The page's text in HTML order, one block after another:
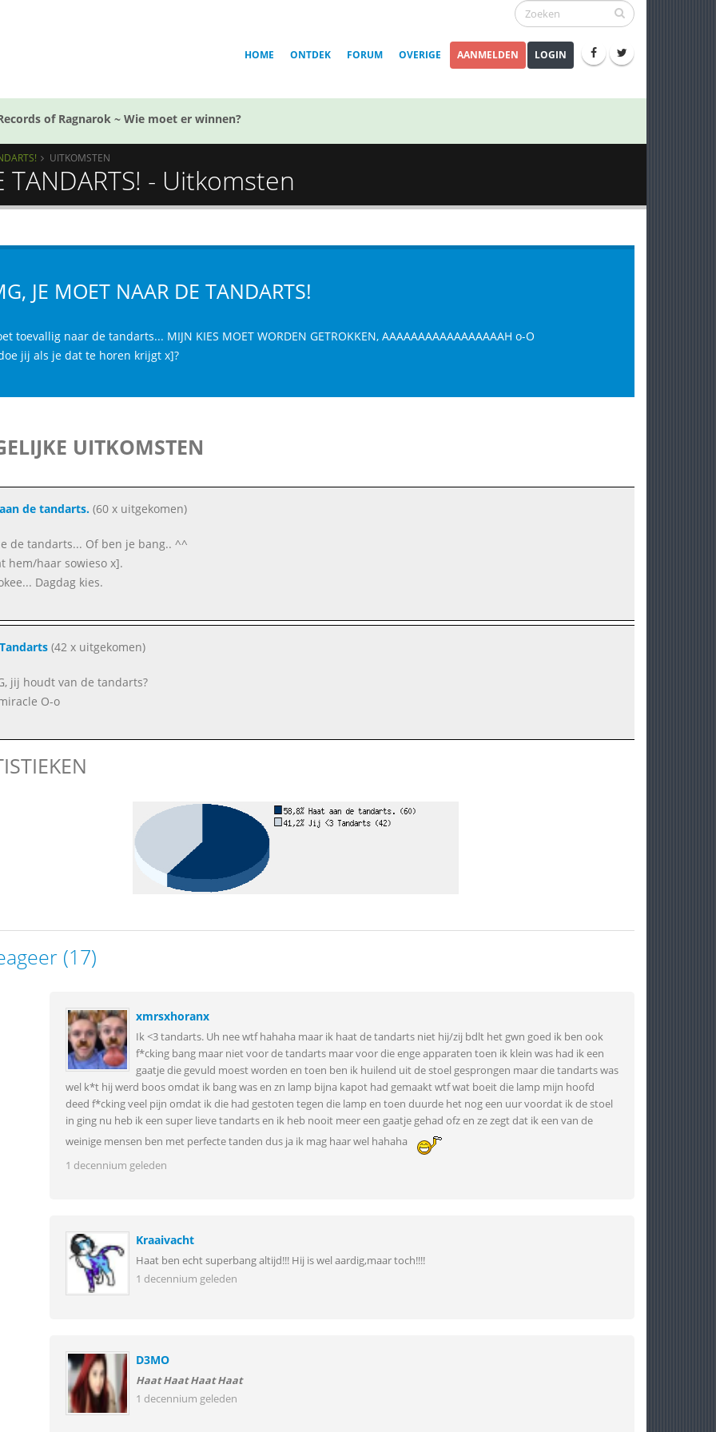
HOME ONTDEK FORUM OVERIGE AANMELDEN LOGIN
of Ragnarok ~ Wie moet er winnen?
UITKOMSTEN
TANDARTS! - Uitkomsten
JE MOET NAAR DE TANDARTS!
toevallig naar de tandarts... MIJN KIES MOET WORDEN GETROKKEN, AAAAAAAAAAAAAAAAAH o-O
jij als je dat te horen krijgt x]?
UITKOMSTEN
de tandarts.(60 x uitgekomen)
de tandarts... Of ben je bang.. ^^
hem/haar sowieso x].
Dagdag kies.
(42 x uitgekomen)
jij houdt van de tandarts?
O-o
(17)
xmrsxhoranx
Ik <3 tandarts. Uh nee wtf hahaha maar ik haat de tandarts niet hij/zij bdlt het gwn goed ik ben ook
f*cking bang maar niet voor de tandarts maar voor die enge apparaten toen ik klein was had ik een
gaatje die gevuld moest worden en toen ben ik huilend uit de stoel gesprongen maar die tandarts was
wel k*t hij werd boos omdat ik bang was en zn lamp bijna kapot had gemaakt wtf wat boeit die lamp mijn hoofd
deed f*cking veel pijn omdat ik die had gestoten tegen die lamp en toen duurde het nog een uur voordat ik de stoel
in ging nu heb ik een super lieve tandarts en ik heb nooit meer een gaatje gehad ofz en ze zegt dat ik een van de
weinige mensen ben met perfecte tanden dus ja ik mag haar wel hahaha
1 decennium geleden
Kraaivacht
Haat ben echt superbang altijd!!! Hij is wel aardig,maar toch!!!!
1 decennium geleden
D3MO
Haat Haat Haat Haat
1 decennium geleden